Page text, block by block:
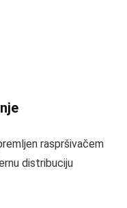
raspršivačem
distribuciju